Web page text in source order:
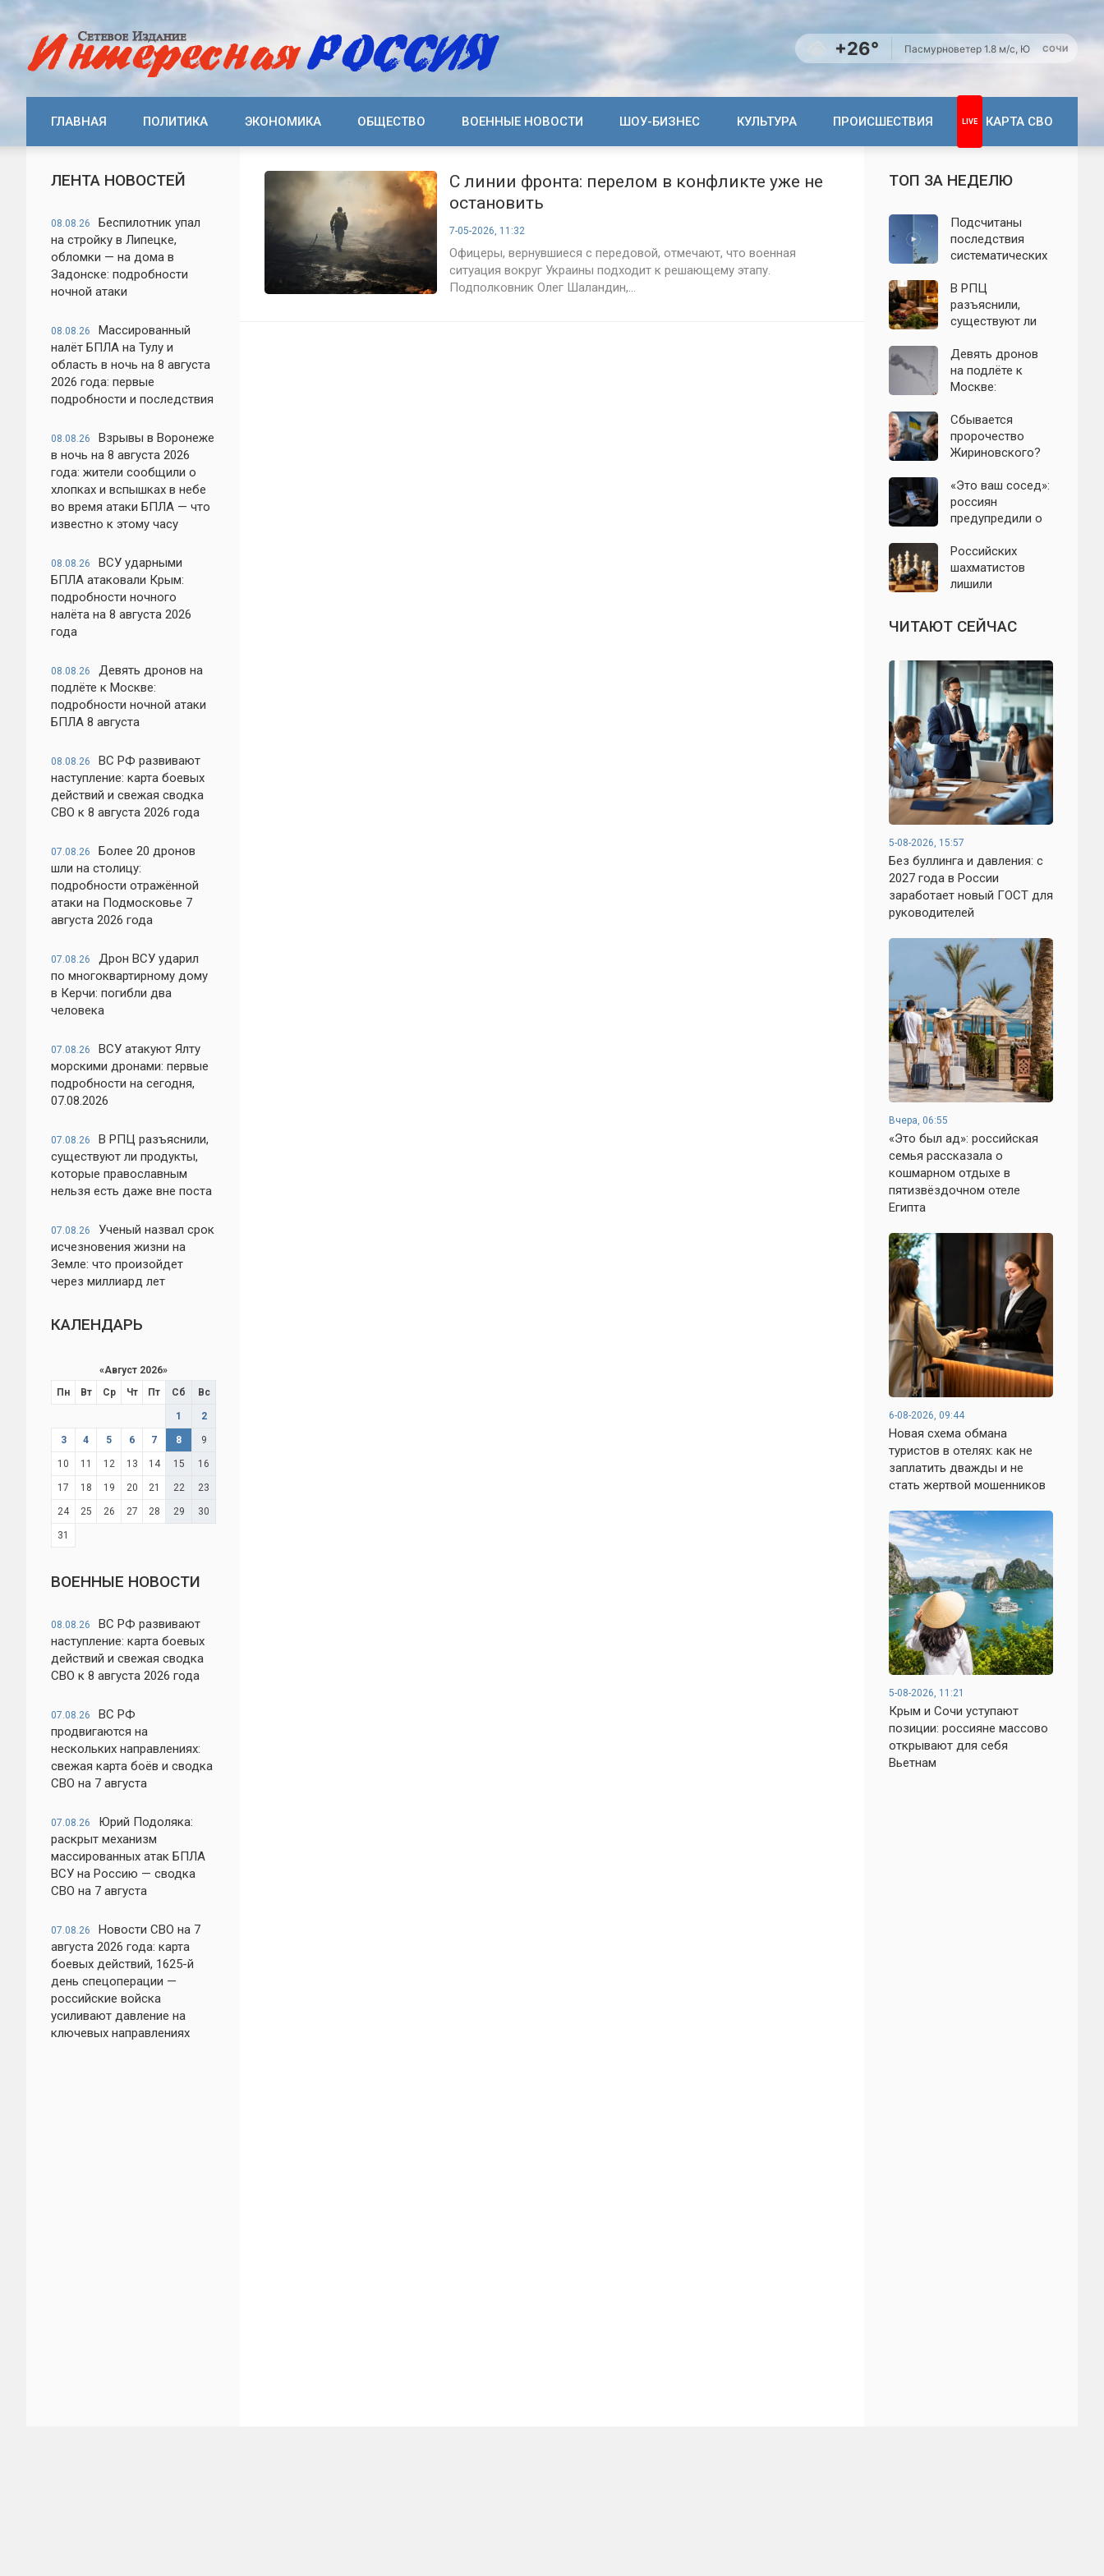
+26° Пасмурноветер 1.8 м/с, Ю СОЧИ
ГЛАВНАЯ ПОЛИТИКА ЭКОНОМИКА ОБЩЕСТВО ВОЕННЫЕ НОВОСТИ ШОУ-БИЗНЕС КУЛЬТУРА ПРОИСШЕСТВИЯ КАРТА СВО
ЛЕНТА НОВОСТЕЙ
08.08.26
Беспилотник упал
на стройку в Липецке,
обломки — на дома в
Задонске: подробности
ночной атаки
08.08.26
Массированный
налёт БПЛА на Тулу и
область в ночь на 8 августа
2026 года: первые
подробности и последствия
08.08.26
Взрывы в Воронеже
в ночь на 8 августа 2026
года: жители сообщили о
хлопках и вспышках в небе
во время атаки БПЛА — что
известно к этому часу
08.08.26
ВСУ ударными
БПЛА атаковали Крым:
подробности ночного
налёта на 8 августа 2026
года
08.08.26
Девять дронов на
подлёте к Москве:
подробности ночной атаки
БПЛА 8 августа
08.08.26
ВС РФ развивают
наступление: карта боевых
действий и свежая сводка
СВО к 8 августа 2026 года
07.08.26
Более 20 дронов
шли на столицу:
подробности отражённой
атаки на Подмосковье 7
августа 2026 года
07.08.26
Дрон ВСУ ударил
по многоквартирному дому
в Керчи: погибли два
человека
07.08.26
ВСУ атакуют Ялту
морскими дронами: первые
подробности на сегодня,
07.08.2026
07.08.26
В РПЦ разъяснили,
существуют ли продукты,
которые православным
нельзя есть даже вне поста
07.08.26
Ученый назвал срок
исчезновения жизни на
Земле: что произойдет
через миллиард лет
КАЛЕНДАРЬ
«Август 2026»
Пн
Вт Ср Чт Пт Сб Вс
1 2
3 4 5 6 7 8 9
10 11 12 13 14 15 16
17 18 19 20 21 22 23
24 25 26 27 28 29 30
31
ВОЕННЫЕ НОВОСТИ
08.08.26
ВС РФ развивают
наступление: карта боевых
действий и свежая сводка
СВО к 8 августа 2026 года
07.08.26
ВС РФ
продвигаются на
нескольких направлениях:
свежая карта боёв и сводка
СВО на 7 августа
07.08.26
Юрий Подоляка:
раскрыт механизм
массированных атак БПЛА
ВСУ на Россию — сводка
СВО на 7 августа
07.08.26
Новости СВО на 7
августа 2026 года: карта
боевых действий, 1625-й
день спецоперации —
российские войска
усиливают давление на
ключевых направлениях
С линии фронта: перелом в конфликте уже не
остановить
7-05-2026, 11:32
Офицеры, вернувшиеся с передовой, отмечают, что военная
ситуация вокруг Украины подходит к решающему этапу.
Подполковник Олег Шаландин,...
ТОП ЗА НЕДЕЛЮ
Подсчитаны
последствия
систематических
Ленинградскую
область: что
известно к 7
В РПЦ
разъяснили,
существуют ли
которые
православным
нельзя есть даже
Девять дронов
на подлёте к
Москве:
ночной атаки
БПЛА 8 августа
Сбывается
пророчество
Жириновского?
Зеленский вновь
отказался от
выборов на
«Это ваш сосед»:
россиян
предупредили о
мошенников с
опасными
файлами
Российских
шахматистов
лишили
Олимпиады-2026:
названа причина
ЧИТАЮТ СЕЙЧАС
5-08-2026, 15:57
Без буллинга и давления: с
2027 года в России
заработает новый ГОСТ для
руководителей
Вчера, 06:55
«Это был ад»: российская
семья рассказала о
кошмарном отдыхе в
пятизвёздочном отеле
Египта
6-08-2026, 09:44
Новая схема обмана
туристов в отелях: как не
заплатить дважды и не
стать жертвой мошенников
5-08-2026, 11:21
Крым и Сочи уступают
позиции: россияне массово
открывают для себя
Вьетнам